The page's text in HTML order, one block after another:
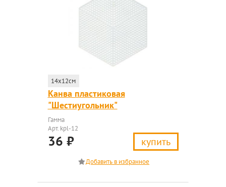
14x12см
Канва пластиковая
"Шестиугольник"
Гамма
Арт. kpl-12
36 ₽ купить